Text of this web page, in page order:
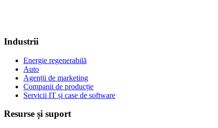
Industrii
Energie regenerabilă
Auto
Agenții de marketing
Companii de producție
Servicii IT și case de software
Resurse și suport